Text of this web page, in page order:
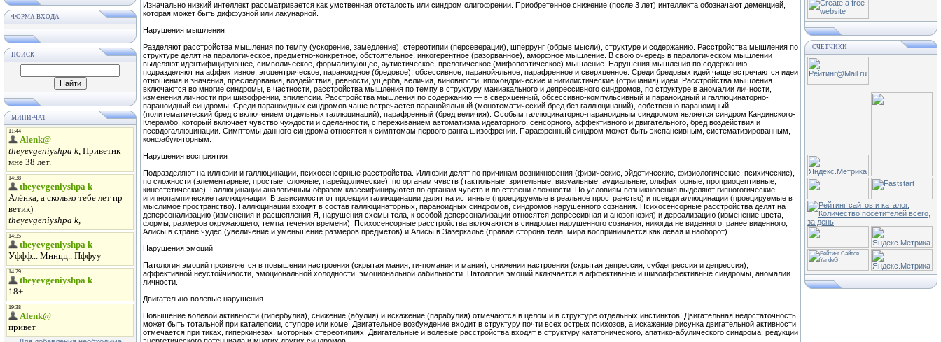
ФОРМА ВХОДА
ПОИСК
МИНИ-ЧАТ
Изначально низкий интеллект рассматривается как умственная отсталость или синдром олигофрении. Приобретенное снижение (после 3 лет) интеллекта обозначают деменцией,
которая может быть диффузной или лакунарной.
Нарушения мышления
Разделяют расстройства мышления по темпу (ускорение, замедление), стереотипии (персеверации), шперрунг (обрыв мысли), структуре и содержанию. Расстройства мышления по
структуре делят на паралогическое, предметно-конкретное, обстоятельное, инкогерентное (разорванное), аморфное мышление. В свою очередь в паралогическом мышлении
выделяют идентифицирующее, символическое, формализующее, аутистическое, прелогическое (мифопоэтическое) мышление. Нарушения мышления по содержанию
подразделяют на аффективное, эгоцентрическое, параноидное (бредовое), обсессивное, паранойяльное, парафренное и сверхценное. Среди бредовых идей чаще встречаются идеи
отношения и значения, преследования, воздействия, ревности, ущерба, величия, виновности, ипохондрические и нигилистические (отрицания) идеи. Расстройства мышления
включаются во многие синдромы, в частности, расстройства мышления по темпу в структуру маниакального и депрессивного синдромов, по структуре в аномалии личности,
изменения личности при шизофрении, эпилепсии. Расстройства мышления по содержанию — в сверхценный, обсессивно-компульсивный и параноидный и галлюцинаторно-
параноидный синдромы. Среди параноидных синдромов чаше встречается паранойяльный (монотематический бред без галлюцинаций), собственно параноидный
(политематический бред с включением отдельных галлюцинаций), парафренный (бред величия). Особым галлюцинаторно-параноидным синдромом является синдром Кандинского-
Клерамбо, который включает чувство чуждости и сделанности, с переживанием автоматизма идеаторного, сенсорного, аффективного и двигательного, бред воздействия и
псевдогаллюцинации. Симптомы данного синдрома относятся к симптомам первого ранга шизофрении. Парафренный синдром может быть экспансивным, систематизированным,
конфабуляторным.
Нарушения восприятия
Подразделяют на иллюзии и галлюцинации, психосенсорные расстройства. Иллюзии делят по причинам возникновения (физические, эйдетические, физиологические, психические),
по сложности (элементарные, простые, сложные, парейдолические), по органам чувств (тактильные, зрительные, визуальные, аудиальные, ольфакторные, проприоцептивные,
кинестетические). Галлюцинации аналогичным образом классифицируются по органам чувств и по степени сложности. По условиям возникновения выделяют гипногогические
игипнопампические галлюцинации. В зависимости от проекции галлюцинации делят на истинные (проецируемые в реальное пространство) и псевдогаллюцинации (проецируемые в
мыслимое пространство). Галлюцинации входят в состав галлюцинаторных, параноидных синдромов, синдромов нарушенного сознания. Психосенсорные расстройства делят на
деперсонализацию (изменения и расщепления Я, нарушения схемы тела, к особой деперсонализации относятся депрессивная и анозогнозия) и дереализацию (изменение цвета,
формы, размеров окружающего, темпа течения времени). Психосенсорные расстройства включаются в синдромы нарушенного сознания, никогда не виденного, ранее виденного,
Алисы в стране чудес (увеличение и уменьшение размеров предметов) и Алисы в Зазеркалье (правая сторона тела, мира воспринимается как левая и наоборот).
Нарушения эмоций
Патология эмоций проявляется в повышении настроения (скрытая мания, ги-помания и мания), снижении настроения (скрытая депрессия, субдепрессия и депрессия),
аффективной неустойчивости, эмоциональной холодности, эмоциональной лабильности. Патология эмоций включается в аффективные и шизоаффективные синдромы, аномалии
личности.
Двигательно-волевые нарушения
Повышение волевой активности (гипербулия), снижение (абулия) и искажение (парабулия) отмечаются в целом и в структуре отдельных инстинктов. Двигательная недостаточность
может быть тотальной при каталепсии, ступоре или коме. Двигательное возбуждение входит в структуру почти всех острых психозов, а искажение рисунка двигательной активности
отмечается при тиках, гиперкинезах, моторных стереотипиях. Двигательные и волевые расстройства входят в структуру кататонического, апатико-абулического синдрома, редукции
СЧЁТЧИКИ